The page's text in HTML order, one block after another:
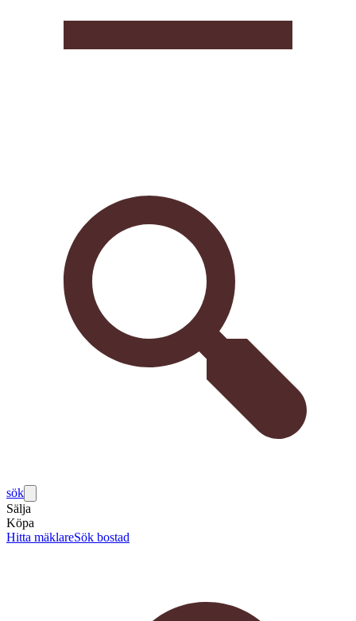
sök
Sälja
Köpa
Hitta mäklareSök bostad